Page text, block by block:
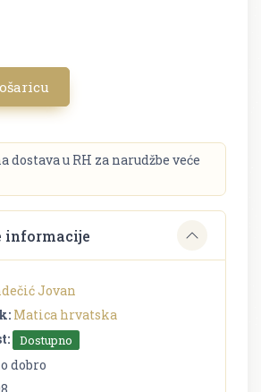
dostava u RH za narudžbe veće
informacije
Jovan
Matica hrvatska
Dostupno
dobro